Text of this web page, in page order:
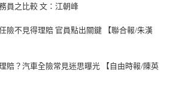
員之比較 文：江朝峰
險不見得理賠 官員點出關鍵 【聯合報/朱漢
賠？汽車全險常見迷思曝光 【自由時報/陳英